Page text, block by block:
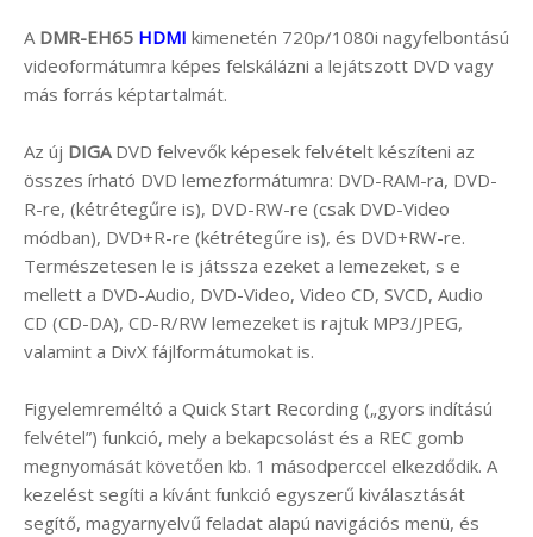
A DMR-EH65 HDMI kimenetén 720p/1080i nagyfelbontású
videoformátumra képes felskálázni a lejátszott DVD vagy
más forrás képtartalmát.
Az új DIGADVD felvevők képesek felvételt készíteni az
összes írható DVD lemezformátumra: DVD-RAM-ra, DVD-
R-re, (kétrétegűre is), DVD-RW-re (csak DVD-Video
módban), DVD+R-re (kétrétegűre is), és DVD+RW-re.
Természetesen le is játssza ezeket a lemezeket, s e
mellett a DVD-Audio, DVD-Video, Video CD, SVCD, Audio
CD (CD-DA), CD-R/RW lemezeket is rajtuk MP3/JPEG,
valamint a DivX fájlformátumokat is.
Figyelemreméltó a Quick Start Recording („gyors indítású
felvétel”) funkció, mely a bekapcsolást és a REC gomb
megnyomását követően kb. 1 másodperccel elkezdődik. A
kezelést segíti a kívánt funkció egyszerű kiválasztását
segítő, magyarnyelvű feladat alapú navigációs menü, és